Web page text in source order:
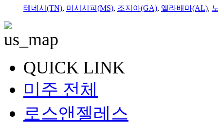
테네시(TN), 미시시피(MS), 조지아(GA), 앨라배마(AL),
QUICK LINK
미주 전체
로스앤젤레스